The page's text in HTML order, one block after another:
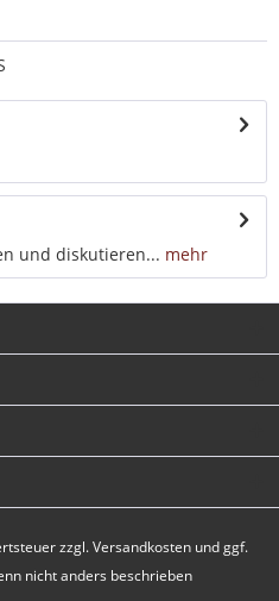
und diskutieren... mehr
zzgl.Versandkosten und ggf.
nicht anders beschrieben